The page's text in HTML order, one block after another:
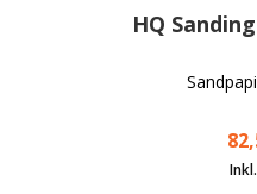
HQ